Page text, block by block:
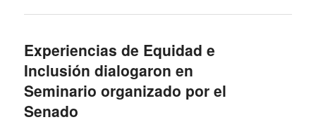
Experiencias de Equidad e
Inclusión dialogaron en
Seminario organizado por el
Senado